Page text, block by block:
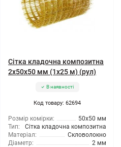
Сітка кладочна композитна
2x50x50 мм (1x25 м) (рул)
В наявності
Код товару: 62694
Розмір комірки:
50x50 мм
Тип:
Сітка кладочна композитна
Матеріал:
Скловолокно
Діаметр:
2 мм